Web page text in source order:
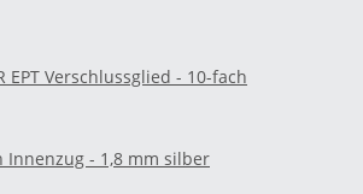
EPT Verschlussglied - 10-fach